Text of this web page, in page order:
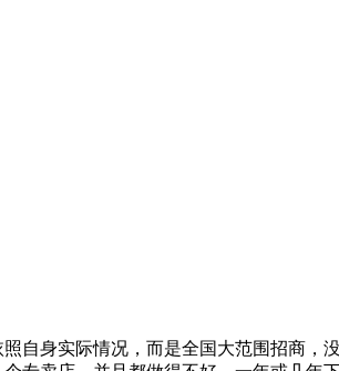
自身实际情况，而是全国大范围招商，